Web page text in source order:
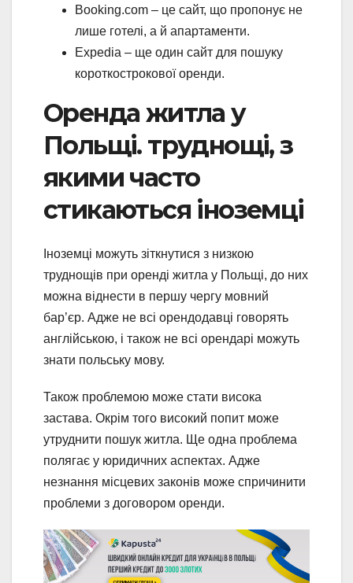
Booking.com – це сайт, що пропонує не
лише готелі, а й апартаменти.
Expedia – ще один сайт для пошуку
короткострокової оренди.
Оренда житла у
Польщі. труднощі, з
якими часто
стикаються іноземці
Іноземці можуть зіткнутися з низкою
труднощів при оренді житла у Польщі, до них
можна віднести в першу чергу мовний
бар’єр. Адже не всі орендодавці говорять
англійською, і також не всі орендарі можуть
знати польську мову.
Також проблемою може стати висока
застава. Окрім того високий попит може
утруднити пошук житла. Ще одна проблема
полягає у юридичних аспектах. Адже
незнання місцевих законів може спричинити
проблеми з договором оренди.